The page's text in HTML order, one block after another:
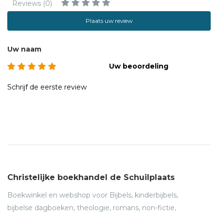
in het kader van Studium Generale.
doelgroep: studenten, docenten, gemeenteleden,
Reviews (0)
Plaats uw review
Uw naam
Uw beoordeling
Schrijf de eerste review
Christelijke boekhandel de Schuilplaats
Boekwinkel en webshop voor Bijbels, kinderbijbels,
bijbelse dagboeken, theologie, romans, non-fictie,